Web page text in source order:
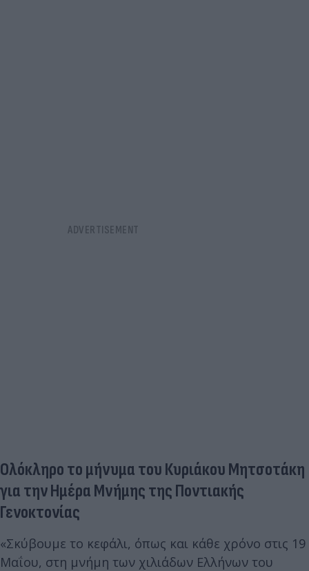
Ολόκληρο το μήνυμα του Κυριάκου Μητσοτάκη
για την Ημέρα Μνήμης της Ποντιακής
Γενοκτονίας
«Σκύβουμε το κεφάλι, όπως και κάθε χρόνο στις 19
Μαΐου, στη μνήμη των χιλιάδων Ελλήνων του